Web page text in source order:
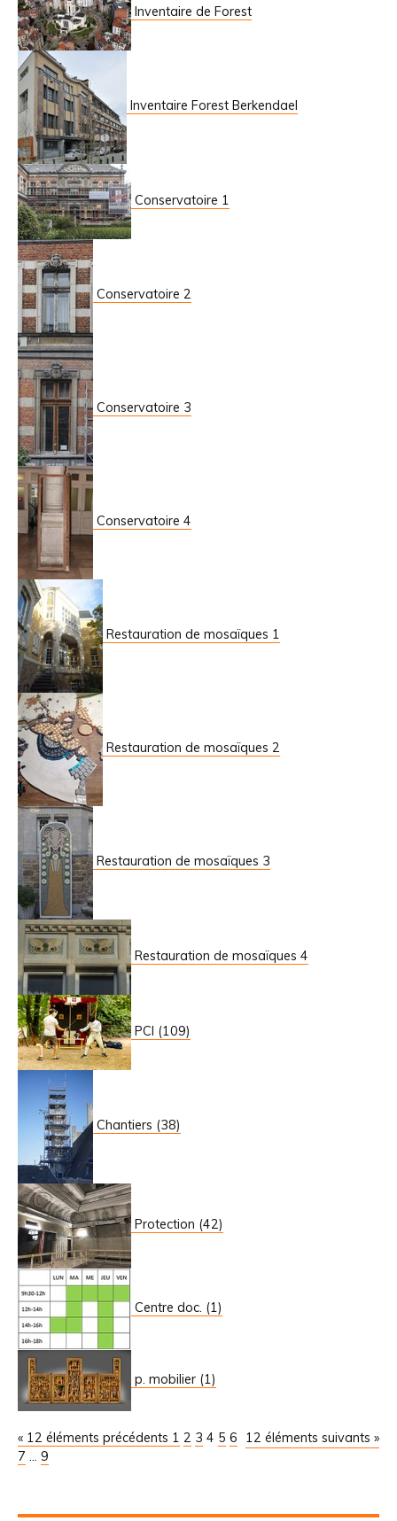
Inventaire de Forest
Inventaire Forest Berkendael
Conservatoire 1
Conservatoire 2
Conservatoire 3
Conservatoire 4
Restauration de mosaïques 1
Restauration de mosaïques 2
Restauration de mosaïques 3
Restauration de mosaïques 4
PCI (109)
Chantiers (38)
Protection (42)
Centre doc. (1)
p. mobilier (1)
« 12 éléments précédents 12 éléments suivants »
1 2 3 4 5 6
7 ... 9